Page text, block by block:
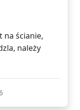
na ścianie,
należy